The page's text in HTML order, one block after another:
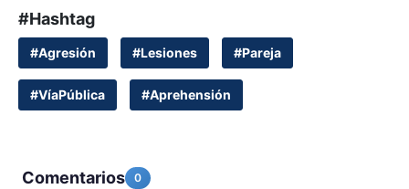
#Hashtag
#Agresión #Lesiones #Pareja
#VíaPública #Aprehensión
Comentarios 0